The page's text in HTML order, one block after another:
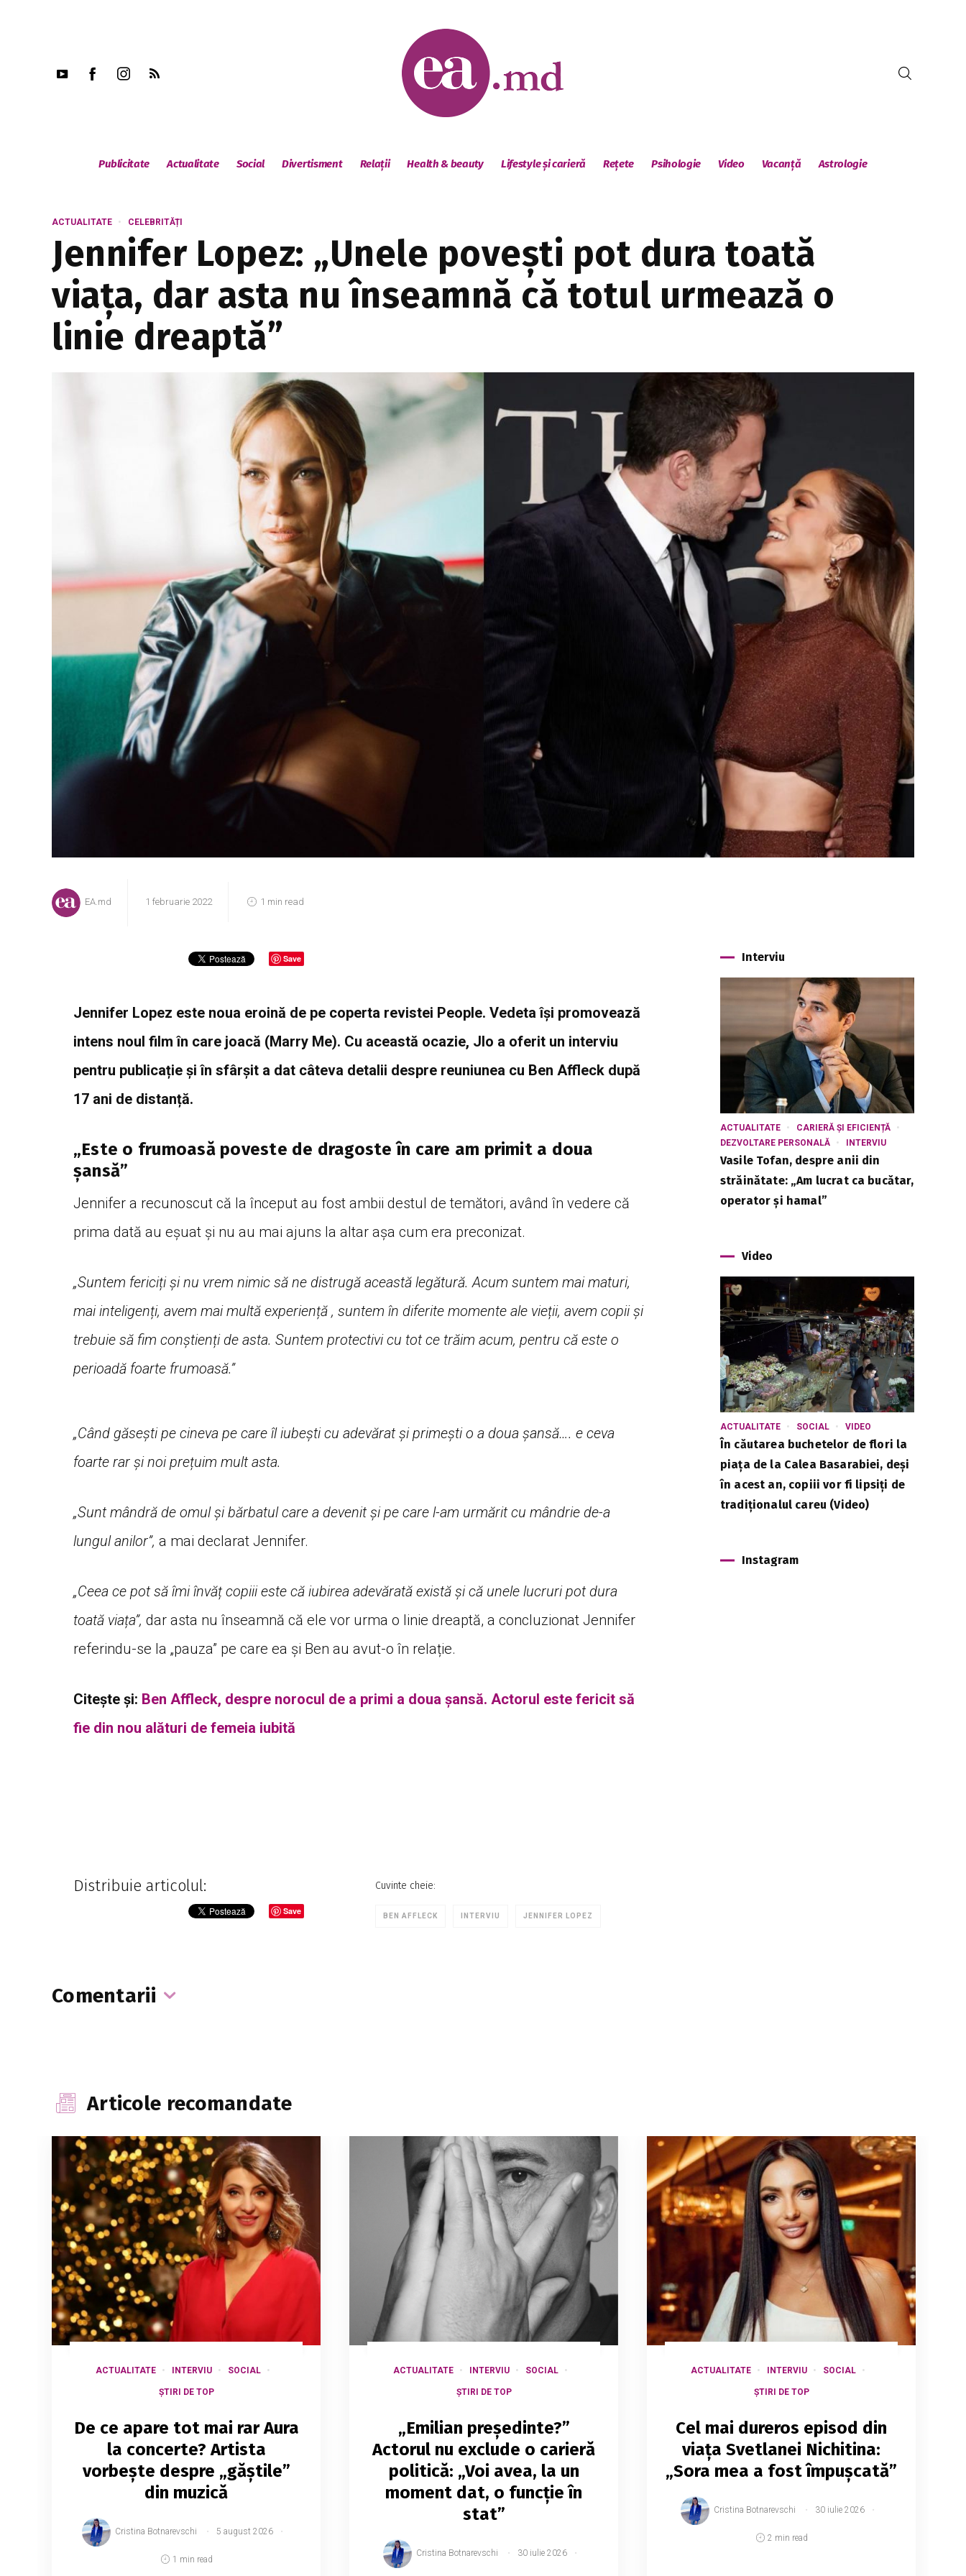
Publicitate Actualitate Social Divertisment Relații Health & beauty Lifestyle și carieră Rețete Psihologie Video Vacanță Astrologie
ACTUALITATE CELEBRITĂȚI
Jennifer Lopez: „Unele povești pot dura toată
viața, dar asta nu înseamnă că totul urmează o
linie dreaptă”
EA.md 1 februarie 2022 1 min read
Save
Jennifer Lopez este noua eroină de pe coperta revistei People. Vedeta își promovează
intens noul film în care joacă (Marry Me). Cu această ocazie, Jlo a oferit un interviu
pentru publicație și în sfârșit a dat câteva detalii despre reuniunea cu Ben Affleck după
17 ani de distanță.
„Este o frumoasă poveste de dragoste în care am primit a doua
șansă”
Jennifer a recunoscut că la început au fost ambii destul de temători, având în vedere că
prima dată au eșuat și nu au mai ajuns la altar așa cum era preconizat.
„Suntem fericiți și nu vrem nimic să ne distrugă această legătură. Acum suntem mai maturi,
mai inteligenți, avem mai multă experiență , suntem în diferite momente ale vieții, avem copii și
trebuie să fim conștienți de asta. Suntem protectivi cu tot ce trăim acum, pentru că este o
perioadă foarte frumoasă.”
„Când găsești pe cineva pe care îl iubești cu adevărat și primești o a doua șansă…. e ceva
foarte rar și noi prețuim mult asta.
„Sunt mândră de omul și bărbatul care a devenit și pe care l-am urmărit cu mândrie de-a
lungul anilor”, a mai declarat Jennifer.
„Ceea ce pot să îmi învăț copiii este că iubirea adevărată există și că unele lucruri pot dura
toată viața”, dar asta nu înseamnă că ele vor urma o linie dreaptă, a concluzionat Jennifer
referindu-se la „pauza” pe care ea și Ben au avut-o în relație.
Citește și: Ben Affleck, despre norocul de a primi a doua șansă. Actorul este fericit să
fie din nou alături de femeia iubită
Distribuie articolul:
Save
Cuvinte cheie:
BEN AFFLECK INTERVIU JENNIFER LOPEZ
Comentarii
Interviu
ACTUALITATE
CARIERĂ ȘI EFICIENȚĂ
DEZVOLTARE PERSONALĂ
INTERVIU
Vasile Tofan, despre anii din
străinătate: „Am lucrat ca bucătar,
operator și hamal”
Video
ACTUALITATE SOCIAL VIDEO
În căutarea buchetelor de flori la
piața de la Calea Basarabiei, deși
în acest an, copiii vor fi lipsiți de
tradiționalul careu (Video)
Instagram
Articole recomandate
ACTUALITATE INTERVIU SOCIAL
ȘTIRI DE TOP
De ce apare tot mai rar Aura
la concerte? Artista
vorbește despre „găștile”
din muzică
Cristina Botnarevschi 5 august 2026
1 min read
ACTUALITATE INTERVIU SOCIAL
ȘTIRI DE TOP
„Emilian președinte?”
Actorul nu exclude o carieră
politică: „Voi avea, la un
moment dat, o funcție în
stat”
Cristina Botnarevschi 30 iulie 2026
ACTUALITATE INTERVIU SOCIAL
ȘTIRI DE TOP
Cel mai dureros episod din
viața Svetlanei Nichitina:
„Sora mea a fost împușcată”
Cristina Botnarevschi 30 iulie 2026
2 min read